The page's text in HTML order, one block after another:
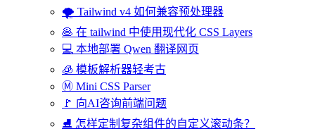
🌪️ Tailwind v4 如何兼容预处理器
🥞 在 tailwind 中使用现代化 CSS Layers
💻 本地部署 Qwen 翻译网页
🧊 模板解析器轻考古
Ⓜ️ Mini CSS Parser
🚩 向AI咨询前端问题
⛸️ 怎样定制复杂组件的自定义滚动条？